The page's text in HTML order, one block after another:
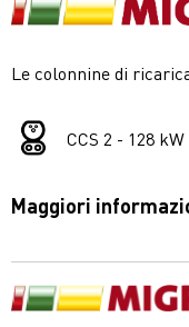
Le colonnine di
CCS 2 - 128
Maggiori